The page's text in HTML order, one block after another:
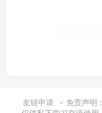
友链申请
免责声明